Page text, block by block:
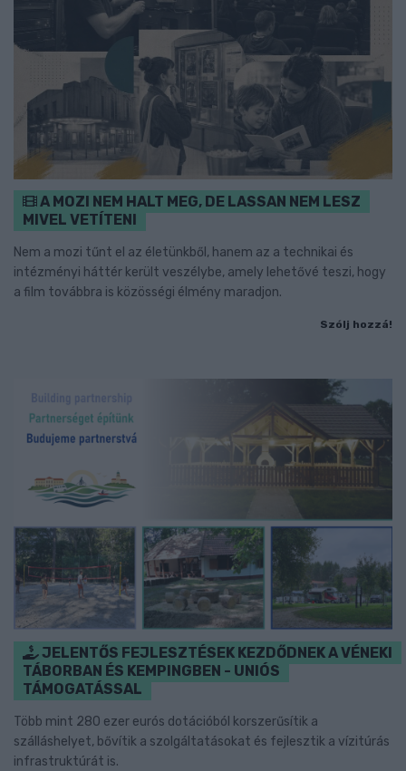
A MOZI NEM HALT MEG, DE LASSAN NEM LESZ
MIVEL VETÍTENI
Nem a mozi tűnt el az életünkből, hanem az a technikai és
intézményi háttér került veszélybe, amely lehetővé teszi, hogy
a film továbbra is közösségi élmény maradjon.
Szólj hozzá!
JELENTŐS FEJLESZTÉSEK KEZDŐDNEK A VÉNEKI
TÁBORBAN ÉS KEMPINGBEN - UNIÓS
TÁMOGATÁSSAL
Több mint 280 ezer eurós dotációból korszerűsítik a
szálláshelyet, bővítik a szolgáltatásokat és fejlesztik a vízitúrás
infrastruktúrát is.